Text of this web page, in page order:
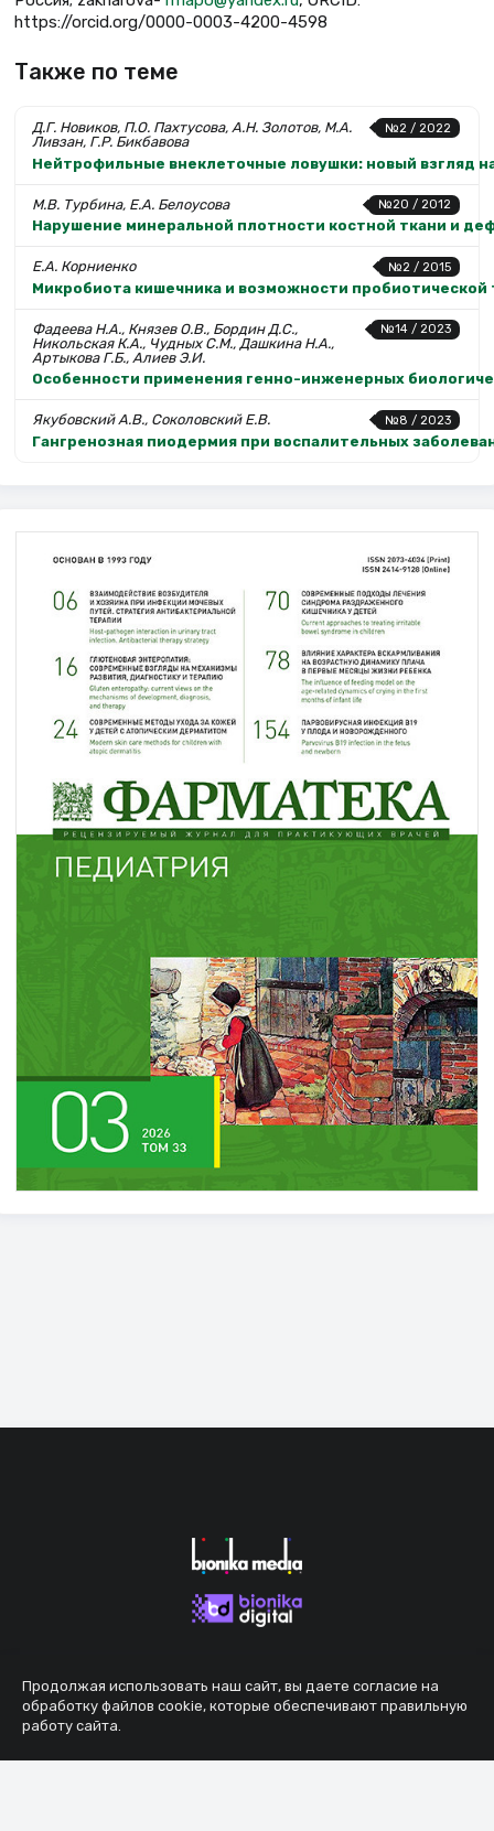
https://orcid.org/0000-0003-4200-4598
Также по теме
№2 / 2022
Д.Г. Новиков, П.О. Пахтусова, А.Н. Золотов, М.А.
Ливзан, Г.Р. Бикбавова
Нейтрофильные внеклеточные ловушки: новый взгляд
№20 / 2012
М.В. Турбина, Е.А. Белоусова
Нарушение минеральной плотности костной ткани и
№2 / 2015
Е.А. Корниенко
Микробиота кишечника и возможности
№14 / 2023
Фадеева Н.А., Князев О.В., Бордин Д.С.,
Никольская К.А., Чудных С.М., Дашкина Н.А.,
Артыкова Г.Б., Алиев Э.И.
Особенности применения генно-инженерных
№8 / 2023
Якубовский А.В., Соколовский Е.В.
Гангренозная пиодермия при воспалительных
Продолжая использовать наш сайт, вы даете согласие на
обработку файлов cookie, которые обеспечивают правильную
работу сайта.